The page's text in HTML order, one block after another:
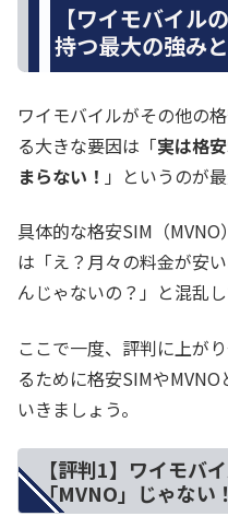
【ワイモバイル
持つ最大の強み
ワイモバイルがその他の
る大きな要因は「実は格
まらない！ 」というのが
具体的な格安SIM（
は「え？月々の料金が安
んじゃないの？」と混乱
ここで一度、評判に上が
るために格安SIMや
いきましょう。
【評判1】ワイモバ
「MVNO」じゃない！